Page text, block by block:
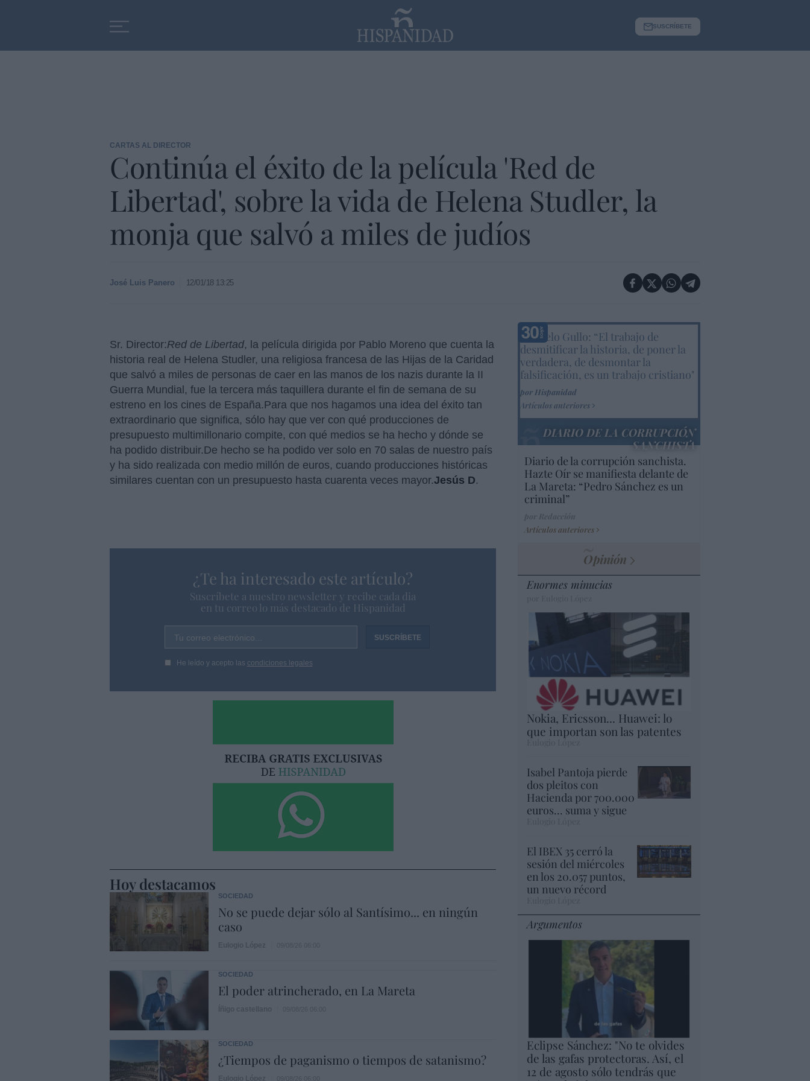
SUSCRÍBETE
CARTAS AL DIRECTOR
Continúa el éxito de la película 'Red de
Libertad', sobre la vida de Helena Studler, la
monja que salvó a miles de judíos
José Luis Panero 12/01/18 13:25
Sr. Director:Red de Libertad, la película dirigida por Pablo Moreno que cuenta la
historia real de Helena Studler, una religiosa francesa de las Hijas de la Caridad
que salvó a miles de personas de caer en las manos de los nazis durante la II
Guerra Mundial, fue la tercera más taquillera durante el fin de semana de su
estreno en los cines de España.Para que nos hagamos una idea del éxito tan
extraordinario que significa, sólo hay que ver con qué producciones de
presupuesto multimillonario compite, con qué medios se ha hecho y dónde se
ha podido distribuir.De hecho se ha podido ver solo en 70 salas de nuestro país
y ha sido realizada con medio millón de euros, cuando producciones históricas
similares cuentan con un presupuesto hasta cuarenta veces mayor.Jesús D.
¿Te ha interesado este artículo?
Suscríbete a nuestro newsletter y recibe cada dia
en tu correo lo más destacado de Hispanidad
Tu correo electrónico...
He leído y acepto las condiciones legales
Hoy destacamos
SOCIEDAD
No se puede dejar sólo al Santísimo... en ningún
caso
SOCIEDAD
El poder atrincherado, en La Mareta
SOCIEDAD
¿Tiempos de paganismo o tiempos de satanismo?
Marcelo Gullo: “El trabajo de
desmitificar la historia, de poner la
verdadera, de desmontar la
falsificación, es un trabajo cristiano"
por Hispanidad
Artículos anteriores
DIARIO DE LA CORRUPCIÓN
SANCHISTA
Diario de la corrupción sanchista.
Hazte Oír se manifiesta delante de
La Mareta: “Pedro Sánchez es un
criminal”
Artículos anteriores
Opinión
Enormes minucias
Nokia, Ericsson... Huawei: lo
que importan son las patentes
Eulogio López
Isabel Pantoja pierde
dos pleitos con
Hacienda por 700.000
euros... suma y sigue
El IBEX 35 cerró la
sesión del miércoles
en los 20.057 puntos,
un nuevo récord
Argumentos
Eclipse Sánchez: "No te olvides
de las gafas protectoras. Así, el
12 de agosto sólo tendrás que